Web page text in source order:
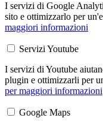
I servizi di Google
sito e ottimizzarlo per
maggiori informazioni
Servizi Youtube
I servizi di Youtube
plugin e ottimizzarli per
per maggiori informazioni
Google Maps